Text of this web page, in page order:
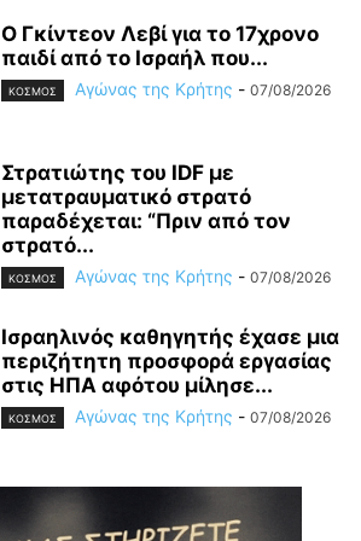
Ο Γκίντεον Λεβί για το 17χρονο
παιδί από το Ισραήλ που...
ΚΟΣΜΟΣ Αγώνας της Κρήτης - 07/08/2026
Στρατιώτης του IDF με
μετατραυματικό στρατό
παραδέχεται: “Πριν από τον
στρατό...
ΚΟΣΜΟΣ Αγώνας της Κρήτης - 07/08/2026
Ισραηλινός καθηγητής έχασε μια
περιζήτητη προσφορά εργασίας
στις ΗΠΑ αφότου μίλησε...
ΚΟΣΜΟΣ Αγώνας της Κρήτης - 07/08/2026